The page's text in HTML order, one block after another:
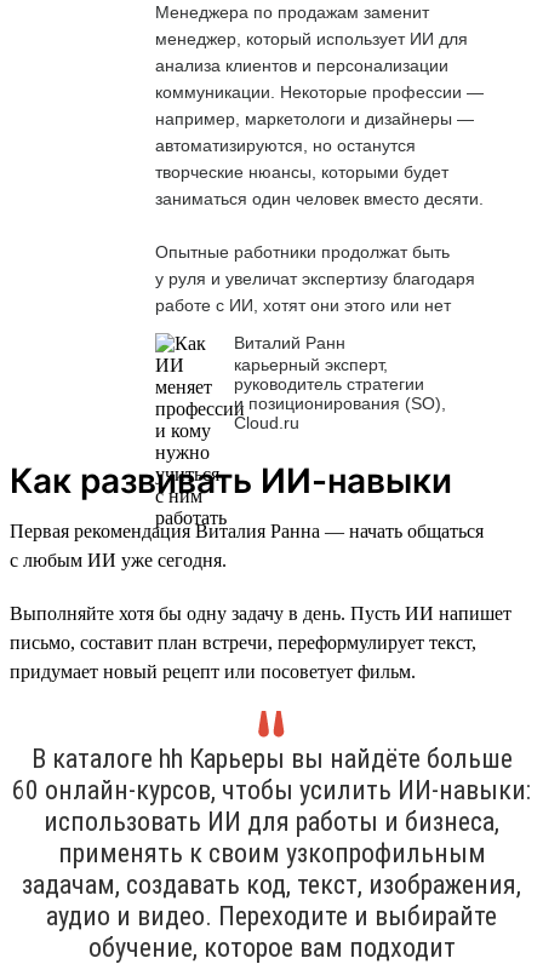
Менеджера по продажам заменит
менеджер, который использует ИИ для
анализа клиентов и персонализации
коммуникации. Некоторые профессии —
например, маркетологи и дизайнеры —
автоматизируются, но останутся
творческие нюансы, которыми будет
заниматься один человек вместо десяти.
Опытные работники продолжат быть
у руля и увеличат экспертизу благодаря
работе с ИИ, хотят они этого или нет
Виталий Ранн
карьерный эксперт,
руководитель стратегии
и позиционирования (SO),
Cloud.ru
Как развивать ИИ-навыки
Первая рекомендация Виталия Ранна — начать общаться
с любым ИИ уже сегодня.
Выполняйте хотя бы одну задачу в день. Пусть ИИ напишет
письмо, составит план встречи, переформулирует текст,
придумает новый рецепт или посоветует фильм.
В каталоге hh Карьеры вы найдёте больше
60 онлайн-курсов, чтобы усилить ИИ-навыки:
использовать ИИ для работы и бизнеса,
применять к своим узкопрофильным
задачам, создавать код, текст, изображения,
аудио и видео. Переходите и выбирайте
обучение, которое вам подходит